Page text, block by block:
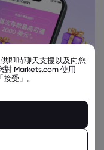
即時聊天支援以及向您
對 Markets.com 使用
受」。